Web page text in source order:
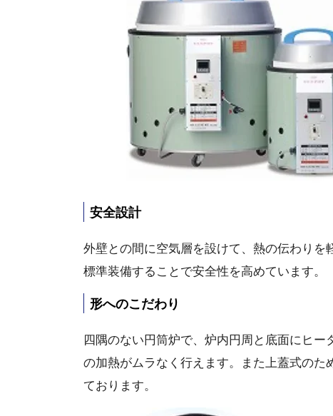
安全設計
外壁との間に空気層を設けて、熱の伝わり
標準装備することで安全性を高めています。
形へのこだわり
四隅のない円筒炉で、炉内円周と底面にヒ
の加熱がムラなく行えます。また上蓋式の
ております。